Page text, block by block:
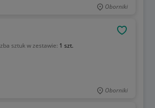
Oborniki
sztuk w zestawie: 1 szt.
Oborniki